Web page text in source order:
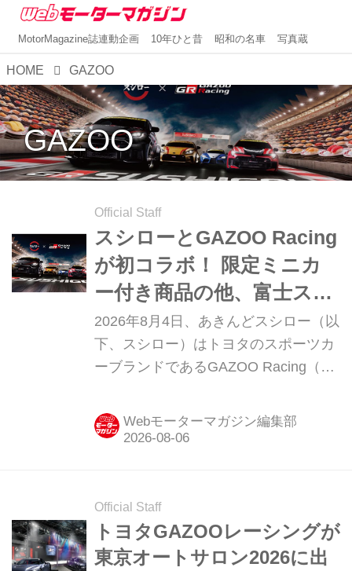
MotorMagazine誌連動企画 10年ひと昔 昭和の名車 写真蔵
HOME GAZOO
GAZOO
Official Staff
スシローとGAZOO Racing
が初コラボ！ 限定ミニカ
ー付き商品の他、富士スピ
ードウェイのイベント体験
があたる抽選企画などを展
開
2026年8月4日、あきんどスシロー（以
下、スシロー）はトヨタのスポーツカ
ーブランドであるGAZOO Racing（以
ンキャンペーンを発表。同年8月5〜30
日の期間に全国のスシロー店舗で開催
Webモーターマガジン編集部
Official Staff
トヨタGAZOOレーシングが
東京オートサロン2026に出